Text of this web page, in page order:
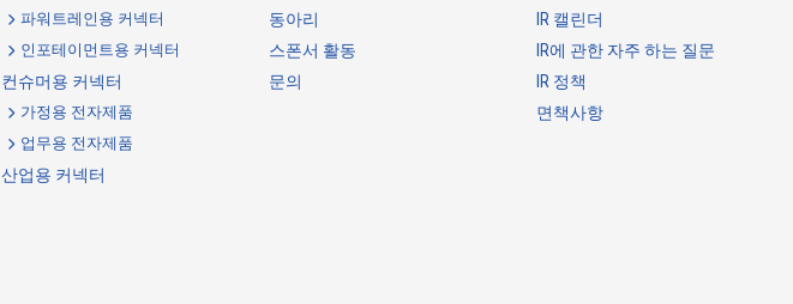
파워트레인용 커넥터
인포테이먼트용 커넥터
컨슈머용 커넥터
가정용 전자제품
업무용 전자제품
산업용 커넥터
동아리
스폰서 활동
문의
IR 캘린더
IR에 관한 자주 하는 질문
IR 정책
면책사항